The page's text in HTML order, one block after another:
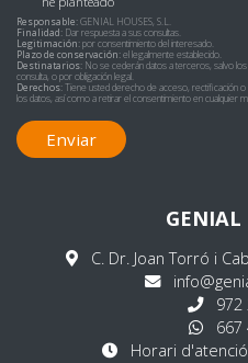
Responsable:GENIAL HOUSES, S.L.
Finalidad: Dar respuesta a sus consultas.
Legitimación:por consentimiento del interesado.
Plazo de conservación:el legalmente establecido.
Destinatarios: No se cederán datos a terceros, salvo
consulta, o por obligación legal.
Derechos:Tiene usted derecho de acceso, rectificación o
los datos, así como a retirar el consentimiento en cualquier
Enviar
GENIAL
C. Dr. Joan Torró i
972
667
Horari d'atenció